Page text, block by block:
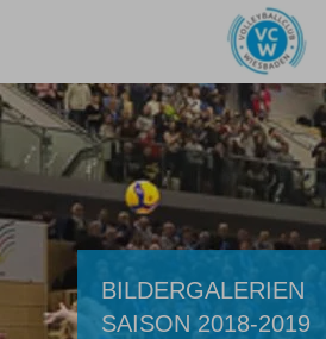
Zum Hauptinhalt springen
BILDERGALERIEN
SAISON 2018-2019